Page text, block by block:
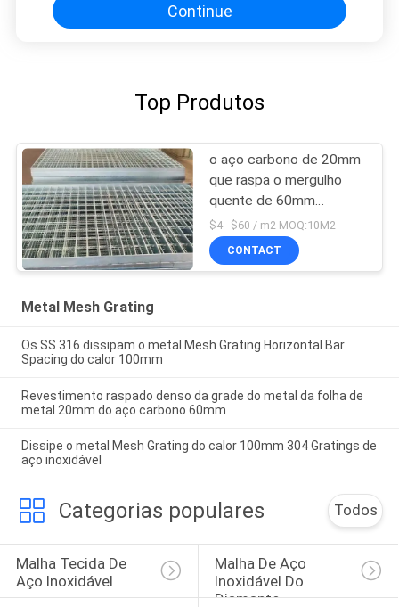
Continue
Top Produtos
o aço carbono de 20mm
que raspa o mergulho
quente de 60mm
galvanizou a raspagem
de aço da passagem
$4 - $60 / m2 MOQ:10M2
CONTACT
Metal Mesh Grating
Os SS 316 dissipam o metal Mesh Grating Horizontal Bar
Spacing do calor 100mm
Revestimento raspado denso da grade do metal da folha de
metal 20mm do aço carbono 60mm
Dissipe o metal Mesh Grating do calor 100mm 304 Gratings de
aço inoxidável
Categorias populares Todos
Malha Tecida De
Aço Inoxidável
Malha De Aço
Inoxidável Do
Diamante